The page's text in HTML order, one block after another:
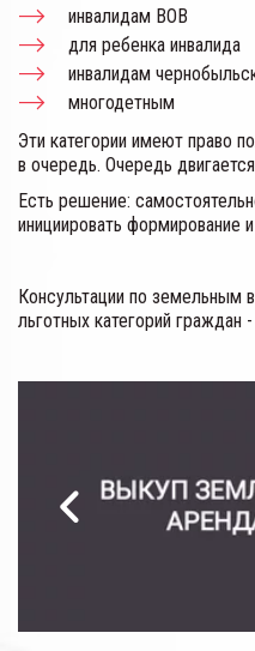
инвалидам ВОВ
для ребенка инвалида
инвалидам
многодетным
Эти категории имеют право
в очередь. Очередь
Есть решение:
инициировать формирование
Консультации по земельным
льготных категорий граждан